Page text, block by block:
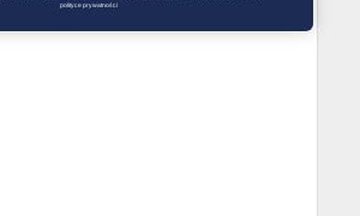
polityce prywatności